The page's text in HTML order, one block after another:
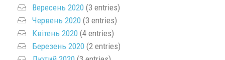
Вересень 2020 (3 entries)
Червень 2020 (3 entries)
Квітень 2020 (4 entries)
Березень 2020 (2 entries)